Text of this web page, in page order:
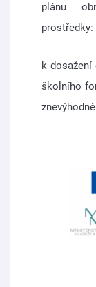
plánu
prostředky:
k dosažení
školního